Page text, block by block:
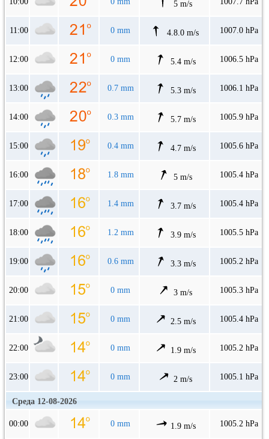
5 m/s
11:00 0 mm 4.8.0 m/s 1007.0 hPa
12:00 0 mm 5.4 m/s 1006.5 hPa
13:00 0.7 mm 5.3 m/s 1006.1 hPa
14:00 0.3 mm 5.7 m/s 1005.9 hPa
15:00 0.4 mm 4.7 m/s 1005.6 hPa
16:00 1.8 mm 5 m/s 1005.4 hPa
17:00 1.4 mm 3.7 m/s 1005.4 hPa
18:00 1.2 mm 3.9 m/s 1005.5 hPa
19:00 0.6 mm 3.3 m/s 1005.2 hPa
20:00 0 mm 3 m/s 1005.3 hPa
21:00 0 mm 2.5 m/s 1005.4 hPa
22:00 0 mm 1.9 m/s 1005.2 hPa
23:00 0 mm 2 m/s 1005.1 hPa
Среда 12-08-2026
00:00 0 mm 1.9 m/s 1005.2 hPa